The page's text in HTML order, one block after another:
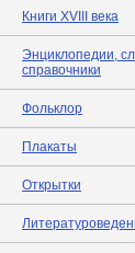
Книги XVIII века
Энциклопедии,
справочники
Фольклор
Плакаты
Открытки